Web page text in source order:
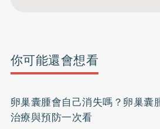
你可能還會想看
卵巢囊腫會自己消失嗎？卵巢囊
治療與預防一次看